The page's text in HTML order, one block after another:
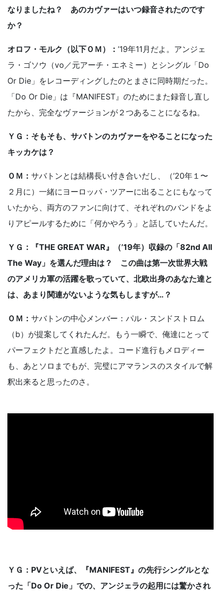
なりましたね？ あのカヴァーはいつ録音されたのです
か？
オロフ・モルク（以下ＯＭ）： ’19年11月だよ。アンジェ
ラ・ゴソウ（vo／元アーチ・エネミー）とシングル「Do
Or Die」をレコーディングしたのとまさに同時期だった。
「Do Or Die」は『MANIFEST』のためにまた録音し直し
たから、完全なヴァージョンが２つあることになるね。
ＹＧ：そもそも、サバトンのカヴァーをやることになった
キッカケは？
ＯＭ： サバトンとは結構長い付き合いだし、（’20年１〜
２月に）一緒にヨーロッパ・ツアーに出ることにもなって
いたから、両方のファンに向けて、それぞれのバンドをよ
りアピールするために「何かやろう」と話していたんだ。
ＹＧ：『THE GREAT WAR』（’19年）収録の「82nd All
The Way」を選んだ理由は？ この曲は第一次世界大戦
のアメリカ軍の活躍を歌っていて、北欧出身のあなた達と
は、あまり関連がないような気もしますが…？
ＯＭ： サバトンの中心メンバー：パル・スンドストロム
（b）が提案してくれたんだ。もう一瞬で、俺達にとって
パーフェクトだと直感したよ。コード進行もメロディー
も、あとソロまでもが、完璧にアマランスのスタイルで解
釈出来ると思ったのさ。
ＹＧ：PVといえば、『MANIFEST』の先行シングルとな
った「Do Or Die」での、アンジェラの起用には驚かされ